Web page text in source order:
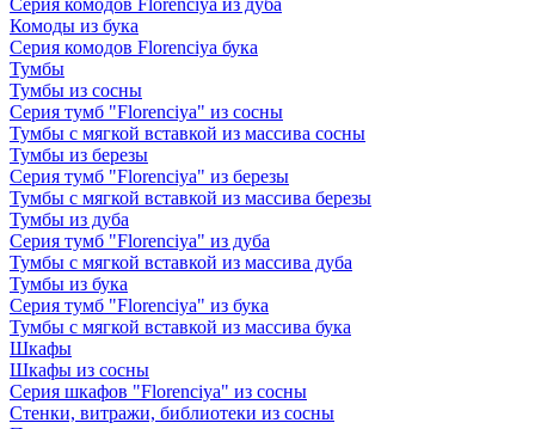
Серия комодов Florenciya из дуба
Комоды из бука
Серия комодов Florenciya бука
Тумбы
Тумбы из сосны
Серия тумб "Florenciya" из сосны
Тумбы с мягкой вставкой из массива сосны
Тумбы из березы
Серия тумб "Florenciya" из березы
Тумбы с мягкой вставкой из массива березы
Тумбы из дуба
Серия тумб "Florenciya" из дуба
Тумбы с мягкой вставкой из массива дуба
Тумбы из бука
Серия тумб "Florenciya" из бука
Тумбы с мягкой вставкой из массива бука
Шкафы
Шкафы из сосны
Серия шкафов "Florenciya" из сосны
Стенки, витражи, библиотеки из сосны